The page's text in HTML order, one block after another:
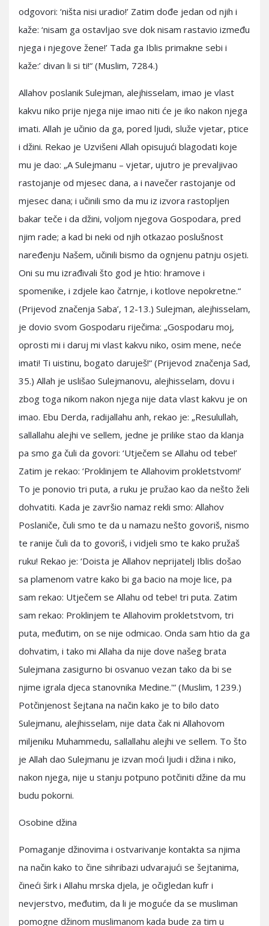
odgovori: ‘ništa nisi uradio!’ Zatim dođe jedan od njih i
kaže: ‘nisam ga ostavljao sve dok nisam rastavio između
njega i njegove žene!’ Tada ga Iblis primakne sebi i
kaže:’ divan li si ti!“ (Muslim, 7284.)
Allahov poslanik Sulejman, alejhisselam, imao je vlast
kakvu niko prije njega nije imao niti će je iko nakon njega
imati. Allah je učinio da ga, pored ljudi, služe vjetar, ptice
i džini. Rekao je Uzvišeni Allah opisujući blagodati koje
mu je dao: „A Sulejmanu – vjetar, ujutro je prevaljivao
rastojanje od mjesec dana, a i navečer rastojanje od
mjesec dana; i učinili smo da mu iz izvora rastopljen
bakar teče i da džini, voljom njegova Gospodara, pred
njim rade; a kad bi neki od njih otkazao poslušnost
naređenju Našem, učinili bismo da ognjenu patnju osjeti.
Oni su mu izrađivali što god je htio: hramove i
spomenike, i zdjele kao čatrnje, i kotlove nepokretne.“
(Prijevod značenja Saba’, 12-13.) Sulejman, alejhisselam,
je dovio svom Gospodaru riječima: „Gospodaru moj,
oprosti mi i daruj mi vlast kakvu niko, osim mene, neće
imati! Ti uistinu, bogato daruješ!“ (Prijevod značenja Sad,
35.) Allah je uslišao Sulejmanovu, alejhisselam, dovu i
zbog toga nikom nakon njega nije data vlast kakvu je on
imao. Ebu Derda, radijallahu anh, rekao je: „Resulullah,
sallallahu alejhi ve sellem, jedne je prilike stao da klanja
pa smo ga čuli da govori: ‘Utječem se Allahu od tebe!’
Zatim je rekao: ‘Proklinjem te Allahovim prokletstvom!’
To je ponovio tri puta, a ruku je pružao kao da nešto želi
dohvatiti. Kada je završio namaz rekli smo: Allahov
Poslaniče, čuli smo te da u namazu nešto govoriš, nismo
te ranije čuli da to govoriš, i vidjeli smo te kako pružaš
ruku! Rekao je: ‘Doista je Allahov neprijatelj Iblis došao
sa plamenom vatre kako bi ga bacio na moje lice, pa
sam rekao: Utječem se Allahu od tebe! tri puta. Zatim
sam rekao: Proklinjem te Allahovim prokletstvom, tri
puta, međutim, on se nije odmicao. Onda sam htio da ga
dohvatim, i tako mi Allaha da nije dove našeg brata
Sulejmana zasigurno bi osvanuo vezan tako da bi se
njime igrala djeca stanovnika Medine.'“ (Muslim, 1239.)
Potčinjenost šejtana na način kako je to bilo dato
Sulejmanu, alejhisselam, nije data čak ni Allahovom
miljeniku Muhammedu, sallallahu alejhi ve sellem. To što
je Allah dao Sulejmanu je izvan moći ljudi i džina i niko,
nakon njega, nije u stanju potpuno potčiniti džine da mu
budu pokorni.
Osobine džina
Pomaganje džinovima i ostvarivanje kontakta sa njima
na način kako to čine sihribazi udvarajući se šejtanima,
čineći širk i Allahu mrska djela, je očigledan kufr i
nevjerstvo, međutim, da li je moguće da se musliman
pomogne džinom muslimanom kada bude za tim u